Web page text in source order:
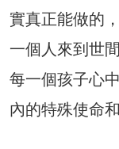
實真正能做的
一個人來到世
每一個孩子心
內的特殊使命